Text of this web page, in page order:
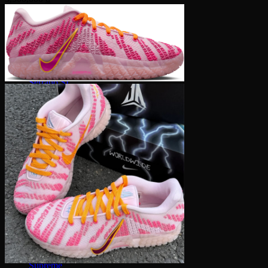
Converse 1970S
Converse Run Star
Onitsuka Tiger
Mexico 66
Serrano SL
Timberland
Travis Scott
Under Armour
Balenciaga
MLB
Dr. Martens
Hoka
Xvessel
Off-White
Saucony
Gucci
Bape
Dior
Golden Goose
Alexander McQueen
Rick Owens
Supreme